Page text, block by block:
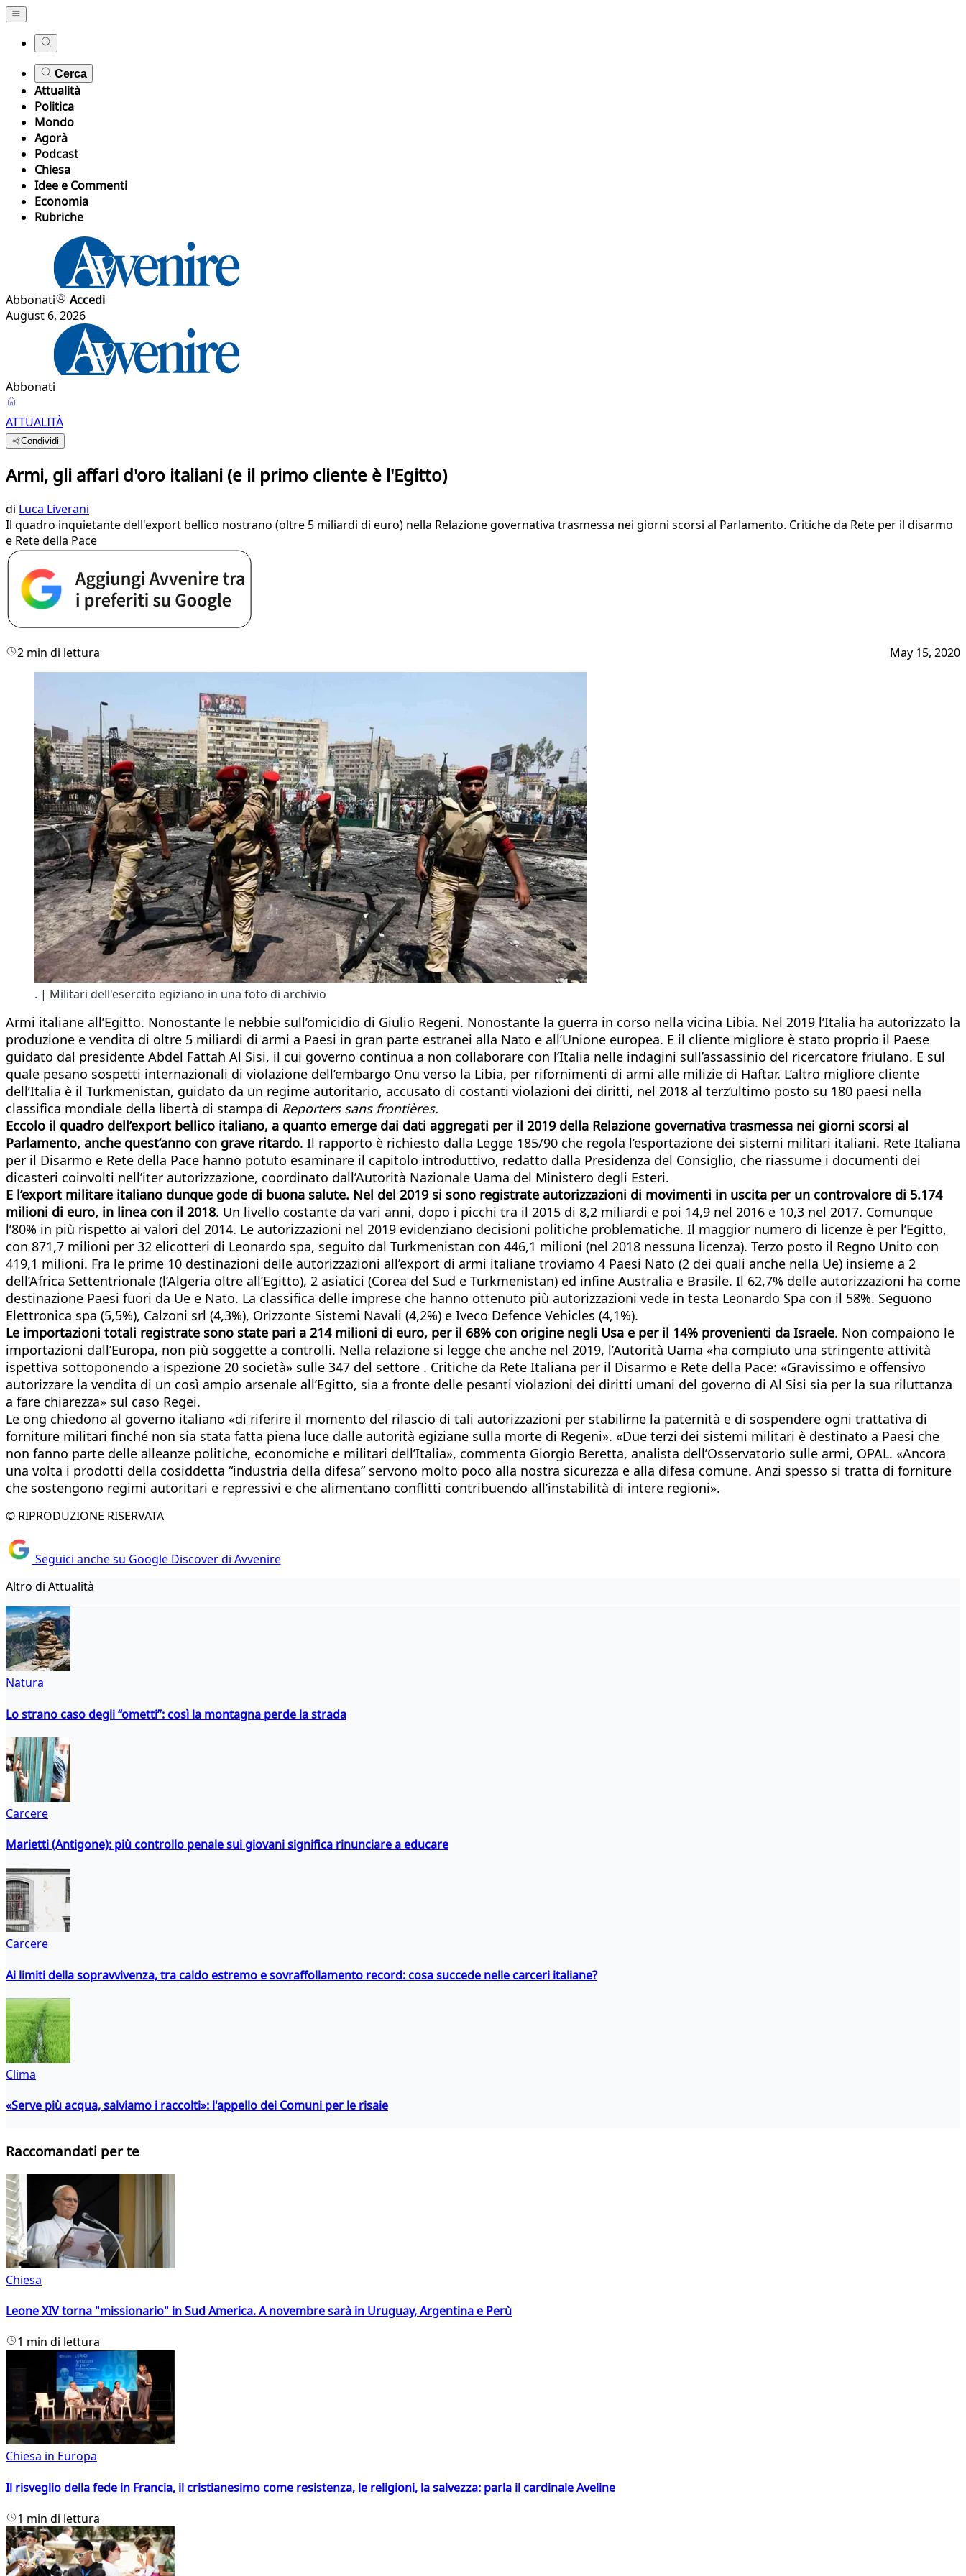
Cerca
Attualità
Politica
Mondo
Agorà
Podcast
Chiesa
Idee e Commenti
Economia
Rubriche
Abbonati
Accedi
August 6, 2026
Abbonati
ATTUALITÀ
Condividi
Armi, gli affari d'oro italiani (e il primo cliente è l'Egitto)
di Luca Liverani
Il quadro inquietante dell'export bellico nostrano (oltre 5 miliardi di euro) nella Relazione governativa trasmessa nei giorni scorsi al Parlamento. Critiche da Rete per il disarmo
e Rete della Pace
2 min di lettura May 15, 2020
. | Militari dell'esercito egiziano in una foto di archivio
Armi italiane all’Egitto. Nonostante le nebbie sull’omicidio di Giulio Regeni. Nonostante la guerra in corso nella vicina Libia. Nel 2019 l’Italia ha autorizzato la
produzione e vendita di oltre 5 miliardi di armi a Paesi in gran parte estranei alla Nato e all’Unione europea. E il cliente migliore è stato proprio il Paese
guidato dal presidente Abdel Fattah Al Sisi, il cui governo continua a non collaborare con l’Italia nelle indagini sull’assassinio del ricercatore friulano. E sul
quale pesano sospetti internazionali di violazione dell’embargo Onu verso la Libia, per rifornimenti di armi alle milizie di Haftar. L’altro migliore cliente
dell’Italia è il Turkmenistan, guidato da un regime autoritario, accusato di costanti violazioni dei diritti, nel 2018 al terz’ultimo posto su 180 paesi nella
classifica mondiale della libertà di stampa di Reporters sans frontières.
Eccolo il quadro dell’export bellico italiano, a quanto emerge dai dati aggregati per il 2019 della Relazione governativa trasmessa nei giorni scorsi al
Parlamento, anche quest’anno con grave ritardo. Il rapporto è richiesto dalla Legge 185/90 che regola l’esportazione dei sistemi militari italiani. Rete Italiana
per il Disarmo e Rete della Pace hanno potuto esaminare il capitolo introduttivo, redatto dalla Presidenza del Consiglio, che riassume i documenti dei
dicasteri coinvolti nell’iter autorizzazione, coordinato dall’Autorità Nazionale Uama del Ministero degli Esteri.
E l’export militare italiano dunque gode di buona salute. Nel del 2019 si sono registrate autorizzazioni di movimenti in uscita per un controvalore di 5.174
milioni di euro, in linea con il 2018. Un livello costante da vari anni, dopo i picchi tra il 2015 di 8,2 miliardi e poi 14,9 nel 2016 e 10,3 nel 2017. Comunque
l’80% in più rispetto ai valori del 2014. Le autorizzazioni nel 2019 evidenziano decisioni politiche problematiche. Il maggior numero di licenze è per l’Egitto,
con 871,7 milioni per 32 elicotteri di Leonardo spa, seguito dal Turkmenistan con 446,1 milioni (nel 2018 nessuna licenza). Terzo posto il Regno Unito con
419,1 milioni. Fra le prime 10 destinazioni delle autorizzazioni all’export di armi italiane troviamo 4 Paesi Nato (2 dei quali anche nella Ue) insieme a 2
dell’Africa Settentrionale (l’Algeria oltre all’Egitto), 2 asiatici (Corea del Sud e Turkmenistan) ed infine Australia e Brasile. Il 62,7% delle autorizzazioni ha come
destinazione Paesi fuori da Ue e Nato. La classifica delle imprese che hanno ottenuto più autorizzazioni vede in testa Leonardo Spa con il 58%. Seguono
Elettronica spa (5,5%), Calzoni srl (4,3%), Orizzonte Sistemi Navali (4,2%) e Iveco Defence Vehicles (4,1%).
Le importazioni totali registrate sono state pari a 214 milioni di euro, per il 68% con origine negli Usa e per il 14% provenienti da Israele. Non compaiono le
importazioni dall’Europa, non più soggette a controlli. Nella relazione si legge che anche nel 2019, l’Autorità Uama «ha compiuto una stringente attività
ispettiva sottoponendo a ispezione 20 società» sulle 347 del settore . Critiche da Rete Italiana per il Disarmo e Rete della Pace: «Gravissimo e offensivo
autorizzare la vendita di un così ampio arsenale all’Egitto, sia a fronte delle pesanti violazioni dei diritti umani del governo di Al Sisi sia per la sua riluttanza
a fare chiarezza» sul caso Regei.
Le ong chiedono al governo italiano «di riferire il momento del rilascio di tali autorizzazioni per stabilirne la paternità e di sospendere ogni trattativa di
forniture militari finché non sia stata fatta piena luce dalle autorità egiziane sulla morte di Regeni». «Due terzi dei sistemi militari è destinato a Paesi che
non fanno parte delle alleanze politiche, economiche e militari dell’Italia», commenta Giorgio Beretta, analista dell’Osservatorio sulle armi, OPAL. «Ancora
una volta i prodotti della cosiddetta “industria della difesa” servono molto poco alla nostra sicurezza e alla difesa comune. Anzi spesso si tratta di forniture
che sostengono regimi autoritari e repressivi e che alimentano conflitti contribuendo all’instabilità di intere regioni».
© RIPRODUZIONE RISERVATA
Seguici anche su Google Discover di Avvenire
Altro di Attualità
Natura
Lo strano caso degli “ometti”: così la montagna perde la strada
Carcere
Marietti (Antigone): più controllo penale sui giovani significa rinunciare a educare
Carcere
Ai limiti della sopravvivenza, tra caldo estremo e sovraffollamento record: cosa succede nelle carceri italiane?
Clima
«Serve più acqua, salviamo i raccolti»: l'appello dei Comuni per le risaie
Raccomandati per te
Chiesa
Leone XIV torna "missionario" in Sud America. A novembre sarà in Uruguay, Argentina e Perù
1 min di lettura
Chiesa in Europa
Il risveglio della fede in Francia, il cristianesimo come resistenza, le religioni, la salvezza: parla il cardinale Aveline
1 min di lettura